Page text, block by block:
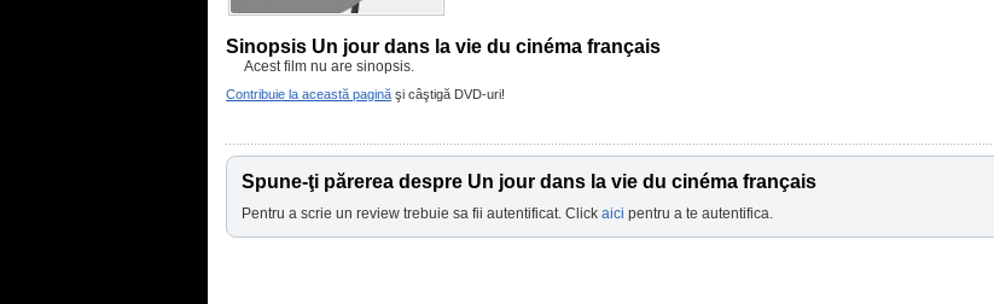
Sinopsis Un jour dans la vie du cinéma français
Acest film nu are sinopsis.
Contribuie la această pagină şi câştigă DVD-uri!
Spune-ţi părerea despre Un jour dans la vie du cinéma français
Pentru a scrie un review trebuie sa fii autentificat. Click aici pentru a te autentifica.